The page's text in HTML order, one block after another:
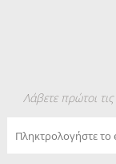
Λάβετε πρώτοι